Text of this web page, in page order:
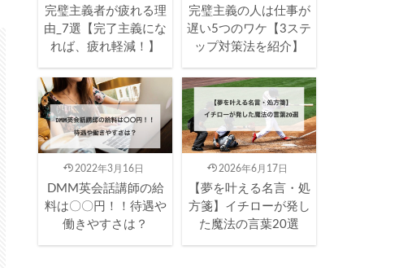
完璧主義者が疲れる理
由_7選【完了主義にな
れば、疲れ軽減！】
完璧主義の人は仕事が
遅い5つのワケ【3ステ
ップ対策法を紹介】
2022年3月16日
DMM英会話講師の給
料は〇〇円！！待遇や
働きやすさは？
2026年6月17日
【夢を叶える名言・処
方箋】イチローが発し
た魔法の言葉20選